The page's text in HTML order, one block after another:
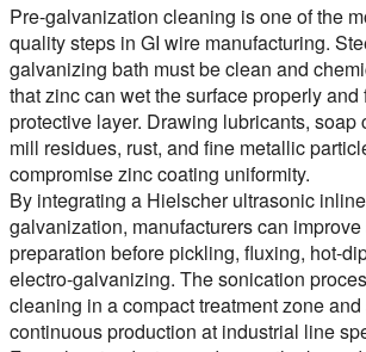
Pre-galvanization cleaning is one of the
quality steps in GI wire manufacturing.
galvanizing bath must be clean and
that zinc can wet the surface properly
protective layer. Drawing lubricants, soap
mill residues, rust, and fine metallic
compromise zinc coating uniformity.
By integrating a Hielscher ultrasonic
galvanization, manufacturers can
preparation before pickling, fluxing, hot-
electro-galvanizing. The sonication
cleaning in a compact treatment zone
continuous production at industrial line